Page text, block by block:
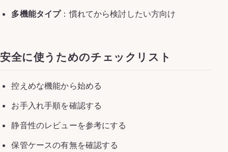
多機能タイプ：慣れてから検討したい方向け
安全に使うためのチェックリスト
控えめな機能から始める
お手入れ手順を確認する
静音性のレビューを参考にする
保管ケースの有無を確認する